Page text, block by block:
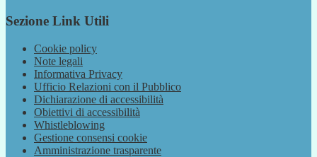
Sezione Link Utili
Cookie policy
Note legali
Informativa Privacy
Ufficio Relazioni con il Pubblico
Dichiarazione di accessibilità
Obiettivi di accessibilità
Whistleblowing
Gestione consensi cookie
Amministrazione trasparente